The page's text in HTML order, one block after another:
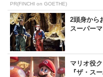
PR(FINCHI on GOETHE)
2頭身から
スーパー
マリオ役
『ザ・ス